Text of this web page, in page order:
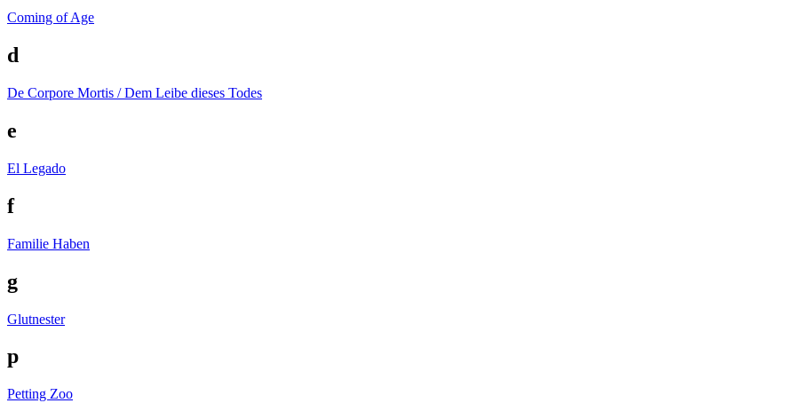
Coming of Age
d
De Corpore Mortis / Dem Leibe dieses Todes
e
El Legado
f
Familie Haben
g
Glutnester
p
Petting Zoo